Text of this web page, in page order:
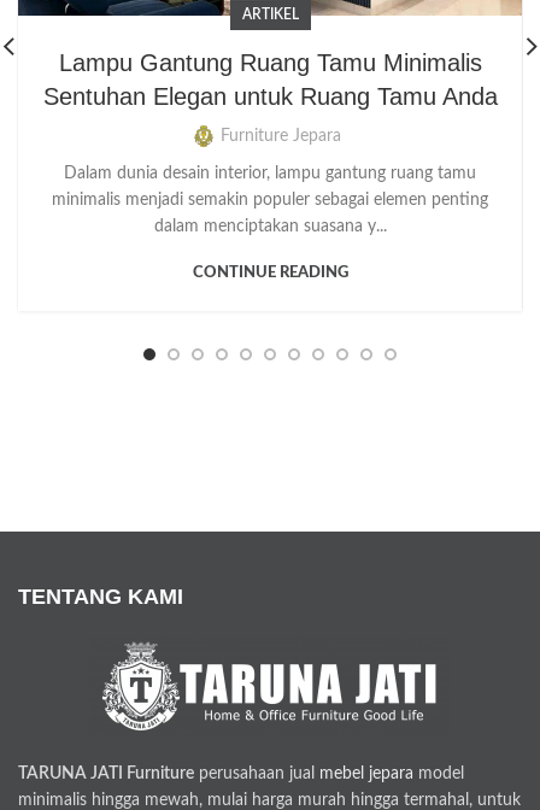
ARTIKEL
Lampu Gantung Ruang Tamu Minimalis
Sentuhan Elegan untuk Ruang Tamu Anda
Furniture Jepara
Dalam dunia desain interior, lampu gantung ruang tamu
minimalis menjadi semakin populer sebagai elemen penting
dalam menciptakan suasana y...
CONTINUE READING
TENTANG KAMI
TARUNA JATI Furniture perusahaan jual mebel jepara model
minimalis hingga mewah, mulai harga murah hingga termahal, untuk